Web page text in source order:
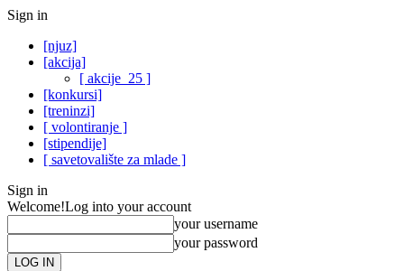
Sign in
[njuz]
[akcija]
[ akcije_25 ]
[konkursi]
[treninzi]
[ volontiranje ]
[stipendije]
[ savetovalište za mlade ]
Sign in
Welcome!Log into your account
your username
your password